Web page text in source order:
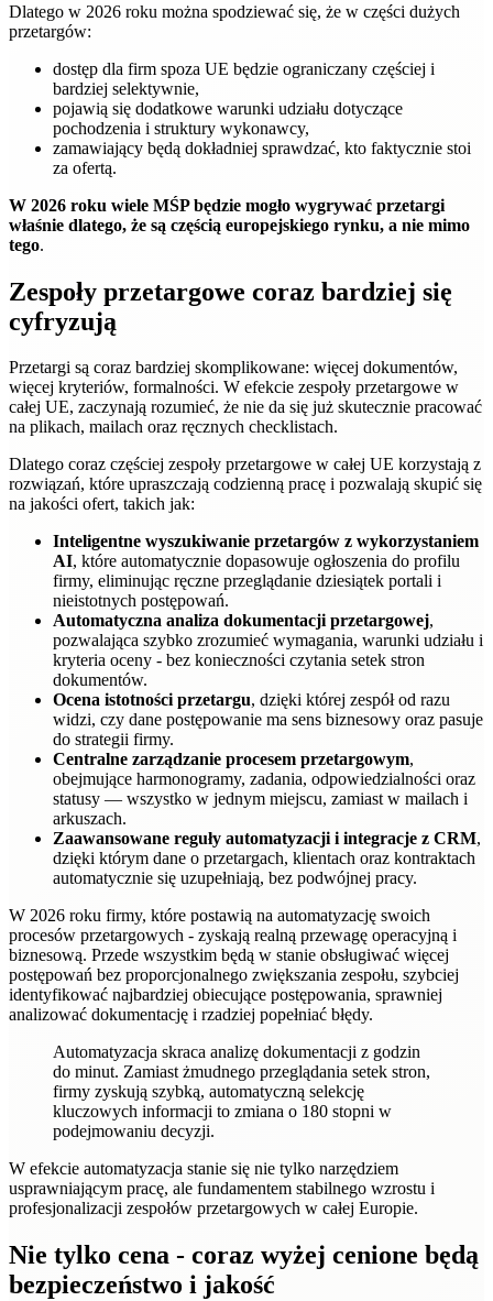
Dlatego w 2026 roku można spodziewać się, że w części dużych
przetargów:
dostęp dla firm spoza UE będzie ograniczany częściej i
bardziej selektywnie,
pojawią się dodatkowe warunki udziału dotyczące
pochodzenia i struktury wykonawcy,
zamawiający będą dokładniej sprawdzać, kto faktycznie stoi
za ofertą.
W 2026 roku wiele MŚP będzie mogło wygrywać przetargi
właśnie dlatego, że są częścią europejskiego rynku, a nie mimo
tego.
Zespoły przetargowe coraz bardziej się
cyfryzują
Przetargi są coraz bardziej skomplikowane: więcej dokumentów,
więcej kryteriów, formalności. W efekcie zespoły przetargowe w
całej UE, zaczynają rozumieć, że nie da się już skutecznie pracować
na plikach, mailach oraz ręcznych checklistach.
Dlatego coraz częściej zespoły przetargowe w całej UE korzystają z
rozwiązań, które upraszczają codzienną pracę i pozwalają skupić się
na jakości ofert, takich jak:
Inteligentne wyszukiwanie przetargów z wykorzystaniem
AI, które automatycznie dopasowuje ogłoszenia do profilu
firmy, eliminując ręczne przeglądanie dziesiątek portali i
nieistotnych postępowań.
Automatyczna analiza dokumentacji przetargowej,
pozwalająca szybko zrozumieć wymagania, warunki udziału i
kryteria oceny - bez konieczności czytania setek stron
dokumentów.
Ocena istotności przetargu, dzięki której zespół od razu
widzi, czy dane postępowanie ma sens biznesowy oraz pasuje
do strategii firmy.
Centralne zarządzanie procesem przetargowym,
obejmujące harmonogramy, zadania, odpowiedzialności oraz
statusy — wszystko w jednym miejscu, zamiast w mailach i
arkuszach.
Zaawansowane reguły automatyzacji i integracje z CRM,
dzięki którym dane o przetargach, klientach oraz kontraktach
automatycznie się uzupełniają, bez podwójnej pracy.
W 2026 roku firmy, które postawią na automatyzację swoich
procesów przetargowych - zyskają realną przewagę operacyjną i
biznesową. Przede wszystkim będą w stanie obsługiwać więcej
postępowań bez proporcjonalnego zwiększania zespołu, szybciej
identyfikować najbardziej obiecujące postępowania, sprawniej
analizować dokumentację i rzadziej popełniać błędy.
Automatyzacja skraca analizę dokumentacji z godzin
do minut. Zamiast żmudnego przeglądania setek stron,
firmy zyskują szybką, automatyczną selekcję
kluczowych informacji to zmiana o 180 stopni w
podejmowaniu decyzji.
W efekcie automatyzacja stanie się nie tylko narzędziem
usprawniającym pracę, ale fundamentem stabilnego wzrostu i
profesjonalizacji zespołów przetargowych w całej Europie.
Nie tylko cena - coraz wyżej cenione będą
bezpieczeństwo i jakość